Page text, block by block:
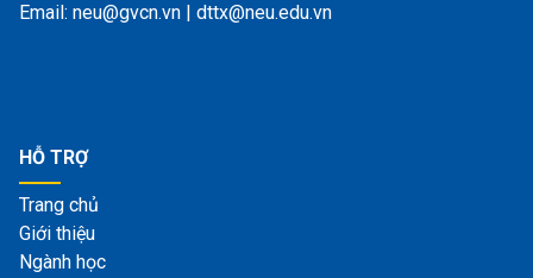
Email: neu@gvcn.vn | dttx@neu.edu.vn
HỖ TRỢ
Trang chủ
Giới thiệu
Ngành học